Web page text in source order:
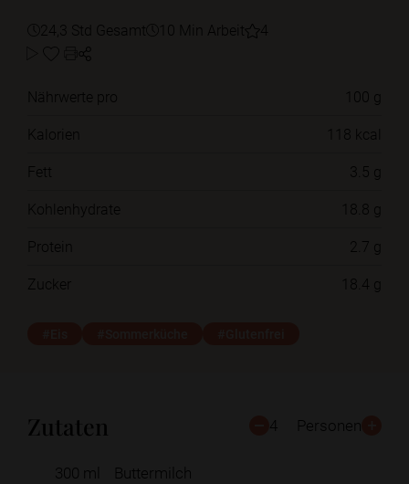
24,3 Std Gesamt 10 Min Arbeit 4
Nährwerte pro
100 g
Kalorien
118 kcal
Fett
3.5 g
Kohlenhydrate
18.8 g
Protein
2.7 g
Zucker
18.4 g
Zutaten 4 Personen
300 ml
Buttermilch